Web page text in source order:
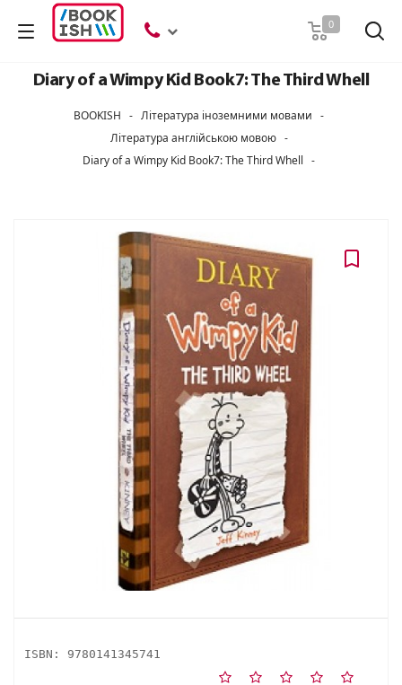
0
Diary of a Wimpy Kid Book7: The Third Whell
BOOKISH - Література іноземними мовами -
Література англійською мовою -
Diary of a Wimpy Kid Book7: The Third Whell -
ISBN: 9780141345741